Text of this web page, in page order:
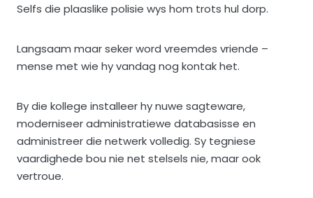
Selfs die plaaslike polisie wys hom trots hul dorp.
Langsaam maar seker word vreemdes vriende –
mense met wie hy vandag nog kontak het.
By die kollege installeer hy nuwe sagteware,
moderniseer administratiewe databasisse en
administreer die netwerk volledig. Sy tegniese
vaardighede bou nie net stelsels nie, maar ook
vertroue.